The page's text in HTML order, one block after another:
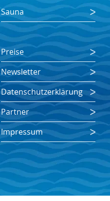
Sauna
Preise
Newsletter
Datenschutzerklärung
Partner
Impressum